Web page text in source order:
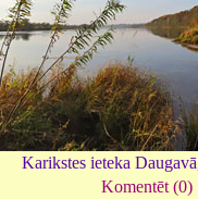
Karikstes ieteka
Komentēt (0)